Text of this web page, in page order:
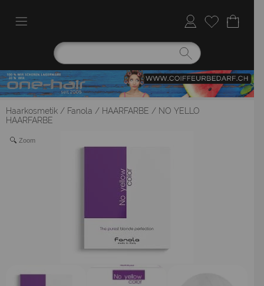
Haarkosmetik / Fanola / HAARFARBE / NO YELLO
HAARFARBE
Zoom